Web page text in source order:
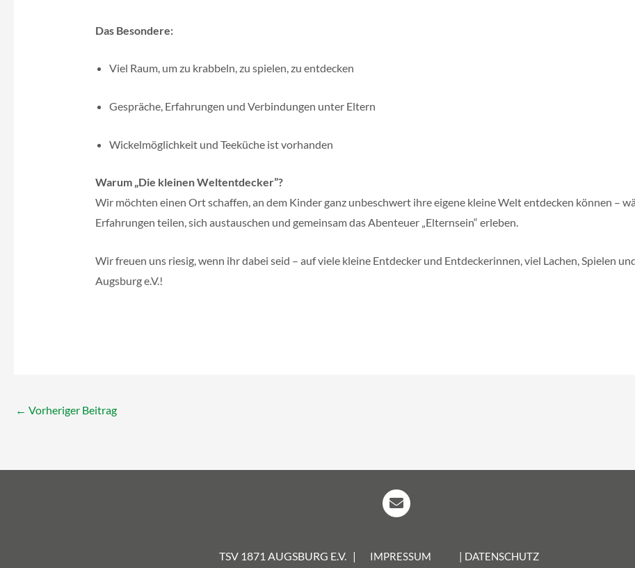
Das Besondere:
Viel Raum, um zu krabbeln, zu spielen, zu entdecken
Gespräche, Erfahrungen und Verbindungen unter Eltern
Wickelmöglichkeit und Teeküche ist vorhanden
Warum „Die kleinen Weltentdecker”?
Wir möchten einen Ort schaffen, an dem Kinder ganz unbeschwert ihre eigene kleine Welt entdecken können –
Erfahrungen teilen, sich austauschen und gemeinsam das Abenteuer „Elternsein“ erleben.
Wir freuen uns riesig, wenn ihr dabei seid – auf viele kleine Entdecker und Entdeckerinnen, viel Lachen, Spielen
Augsburg e.V.!
← Vorheriger Beitrag
TSV 1871 AUGSBURG E.V. | IMPRESSUM | DATENSCHUTZ